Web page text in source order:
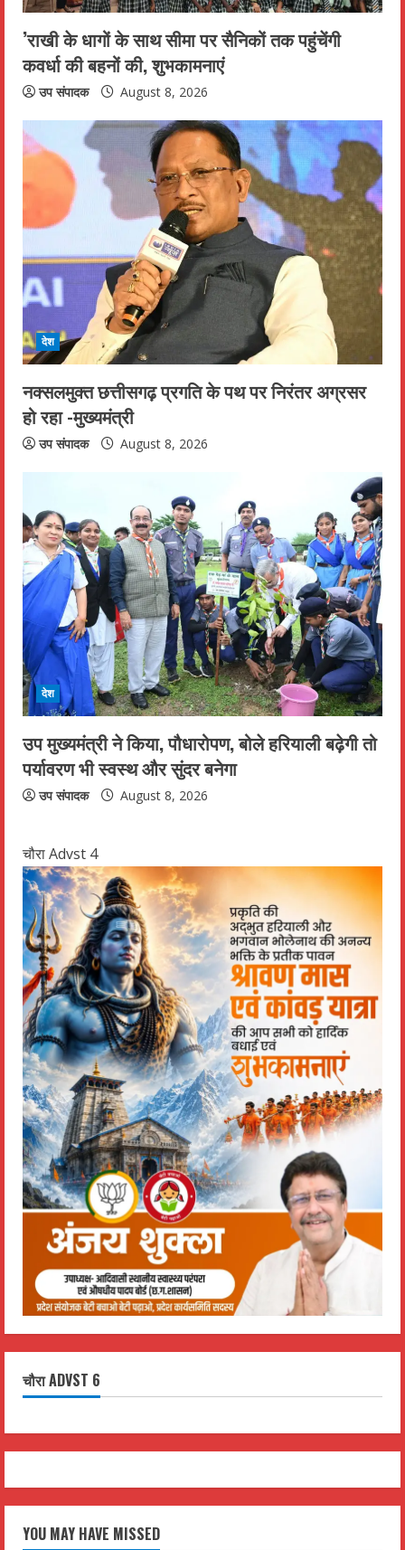
n
g
’राखी के धागों के साथ सीमा पर सैनिकों तक पहुंचेंगी
कवर्धा की बहनों की, शुभकामनाएं
उप संपादक August 8, 2026
देश
नक्सलमुक्त छत्तीसगढ़ प्रगति के पथ पर निरंतर अग्रसर
हो रहा -मुख्यमंत्री
उप संपादक August 8, 2026
देश
उप मुख्यमंत्री ने किया, पौधारोपण, बोले हरियाली बढ़ेगी तो
पर्यावरण भी स्वस्थ और सुंदर बनेगा
उप संपादक August 8, 2026
चौरा Advst 4
चौरा ADVST 6
YOU MAY HAVE MISSED